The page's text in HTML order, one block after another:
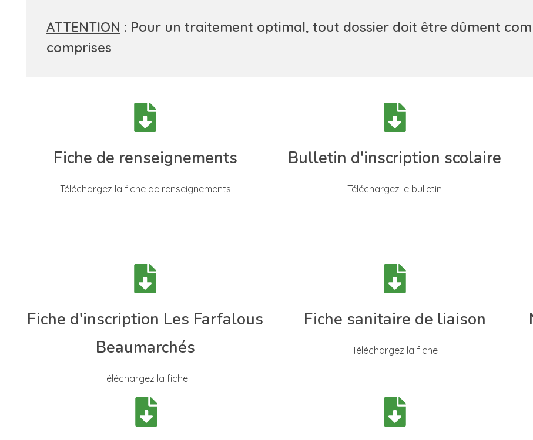
ATTENTION : Pour un traitement optimal, tout dossier doit être dûment
comprises
Fiche de renseignements
Téléchargez la fiche de renseignements
Bulletin d'inscription scolaire
Téléchargez le bulletin
Fiche d'inscription Les Farfalous
Beaumarchés
Téléchargez la fiche
Fiche sanitaire de liaison
Téléchargez la fiche